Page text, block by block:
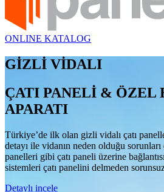
ONLINE KATALOG
GİZLİ VİDALI
ÇATI PANELİ & ÖZEL
APARATI
Türkiye’de ilk olan gizli vidalı çatı
detayı ile vidanın neden olduğu
panelleri gibi çatı paneli üzerine
sistemleri çatı panelini delmeden
Detaylı incele